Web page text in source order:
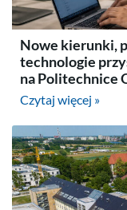
Nowe kierunki,
technologie
na Politechnice
Czytaj więcej »